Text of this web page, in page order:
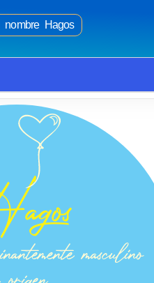
nombre Hagos